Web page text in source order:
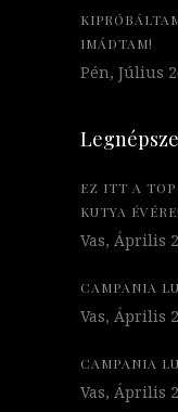
IMÁDTAM!
Pén, Július
EZ ITT A TOP
KUTYA ÉVÉRE!
Vas, Április
CAMPANIA
Vas, Április
CAMPANIA
Vas, Április